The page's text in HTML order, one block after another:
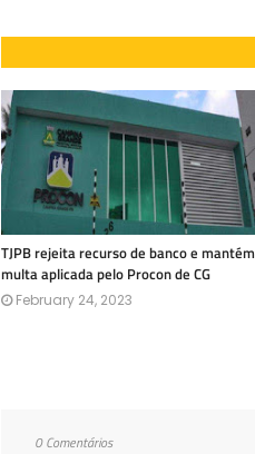
TJPB rejeita recurso de banco e mantém
multa aplicada pelo Procon de CG
February 24, 2023
0 Comentários